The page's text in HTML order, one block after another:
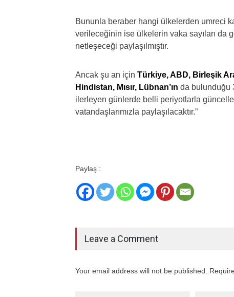
Bununla beraber hangi ülkelerden umreci
verileceğinin ise ülkelerin vaka sayıları
netleşeceği paylaşılmıştır.
Ancak şu an için Türkiye, ABD, Birleşik
Hindistan, Mısır, Lübnan’ın da bulunduğu
ilerleyen günlerde belli periyotlarla
vatandaşlarımızla paylaşılacaktır.”
Paylaş :
Leave a Comment
Your email address will not be published.